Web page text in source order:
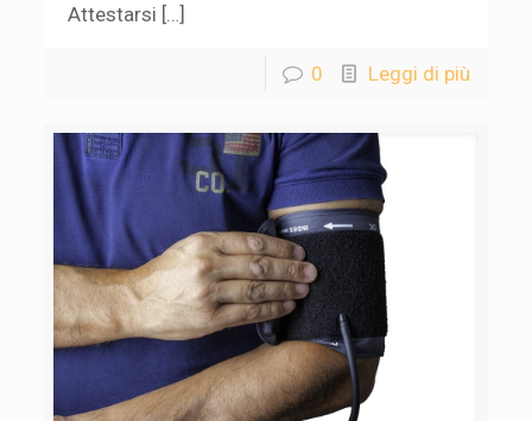
Attestarsi […]
0 Leggi di più